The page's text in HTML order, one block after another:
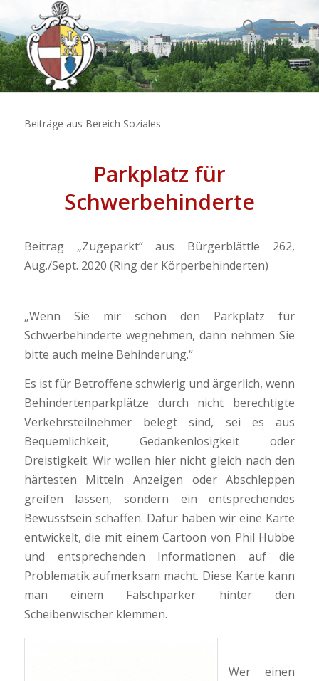
Beiträge aus Bereich Soziales
Parkplatz für
Schwerbehinderte
Beitrag „Zugeparkt“ aus Bürgerblättle 262,
Aug./Sept. 2020 (Ring der Körperbehinderten)
„Wenn Sie mir schon den Parkplatz für
Schwerbehinderte wegnehmen, dann nehmen Sie
bitte auch meine Behinderung.“
Es ist für Betroffene schwierig und ärgerlich, wenn
Behindertenpark­plätze durch nicht berechtigte
Verkehrsteilnehmer belegt sind, sei es aus
Bequemlichkeit, Gedankenlosigkeit oder
Dreistigkeit. Wir wollen hier nicht gleich nach den
härtesten Mitteln Anzeigen oder Abschleppen
greifen lassen, sondern ein entsprechendes
Bewusstsein schaffen. Dafür haben wir eine Karte
entwickelt, die mit einem Cartoon von Phil Hubbe
und entsprechenden Informationen auf die
Problema­tik aufmerksam macht. Diese Karte kann
man einem Falschparker hinter den
Scheibenwischer klemmen.
Wer einen